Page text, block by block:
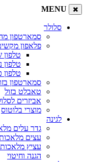
MENU
סלולר
סמארטפון
פלאפון
טלפון
טלפון
סמארטפון
טאבלט בזול
אביזרים
מוצרי בלוטוס
לגינה
גדר עלים
עצים
עציץ
הגנה וחיטוי